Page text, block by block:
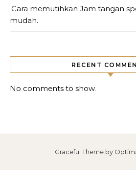
Cara memutihkan Jam tangan
mudah.
RECENT
No comments to show.
Graceful Theme by